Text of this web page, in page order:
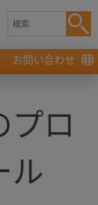
お問い合わせ
プロ
ル